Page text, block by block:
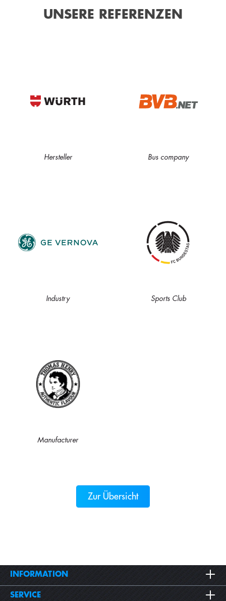
UNSERE REFERENZEN
Hersteller Bus company
Industry Sports Club
Manufacturer
Zur Übersicht
INFORMATION
SERVICE